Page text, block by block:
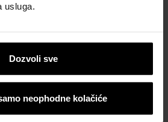
usluga.
Dozvoli sve
neophodne kolačiće